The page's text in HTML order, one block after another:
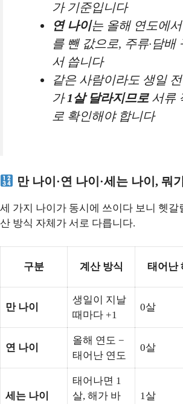
가 기준입니다
연 나이는 올해 연도에
를 뺀 값으로, 주류·담배
서 씁니다
같은 사람이라도 생일
가 1살 달라지므로서류
로 확인해야 합니다
만 나이·연 나이·세는 나이, 뭐
세 가지 나이가 동시에 쓰이다 보니 헷갈
산 방식 자체가 서로 다릅니다.
구분 계산 방식 태어난
만 나이
생일이 지날
때마다 +1
0살
연 나이
올해 연도 −
태어난 연도
0살
세는 나이
태어나면 1
살, 해가 바
1살